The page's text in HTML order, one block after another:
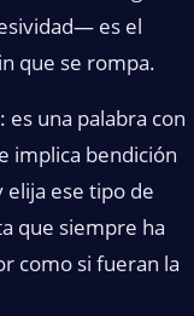
es el
que se rompa.
es una palabra con
implica bendición
ese tipo de
que siempre ha
como si fueran la